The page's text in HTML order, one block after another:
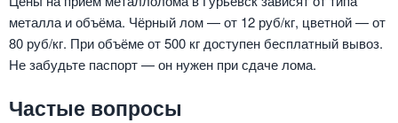
металла и объёма. Чёрный лом — от 12 руб/кг, цветной — от
80 руб/кг. При объёме от 500 кг доступен бесплатный вывоз.
Не забудьте паспорт — он нужен при сдаче лома.
Частые вопросы